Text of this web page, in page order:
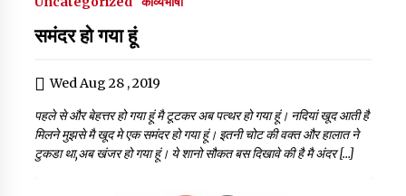
समंदर हो गया हूं
Wed Aug 28 , 2019
पहले से और बेहत्तर हो गया हूं मै टूटकर अब पत्थर हो गया हूं। नदियां खूद आती है
मिलने मुझसे मै खूद मे एक समंदर हो गया हूं। इतनी चोट की वक्त और हालात ने
टुकडा था,अब खंजर हो गया हूं। ये शानो सौकत बस दिखावे की है मै अंदर […]